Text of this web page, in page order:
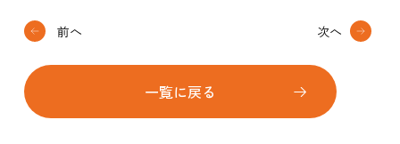
前へ
一覧に戻る
次へ